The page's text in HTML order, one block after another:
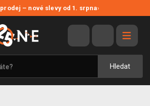
– nové slevy od 1. srpna›
Hledat